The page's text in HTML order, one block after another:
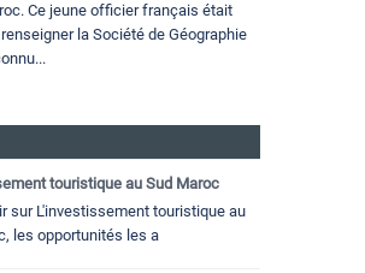
Ce jeune officier français était
la Société de Géographie
touristique au Sud Maroc
sur L'investissement touristique au
les opportunités les a